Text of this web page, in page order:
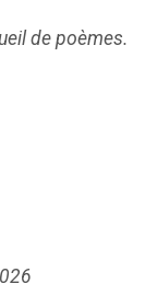
de poèmes.